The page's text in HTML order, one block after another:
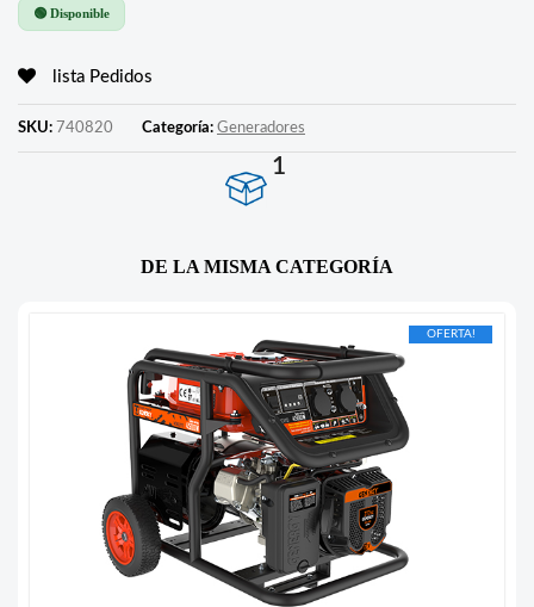
🟢 Disponible
lista Pedidos
SKU: 740820 Categoría: Generadores
1
DE LA MISMA CATEGORÍA
OFERTA!